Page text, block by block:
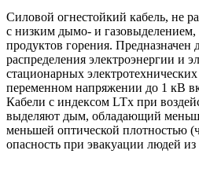
Силовой огнестойкий кабель, не
с низким дымо- и газовыделением,
продуктов горения. Предназначен
распределения электроэнергии и
стационарных
переменном напряжении до 1 кВ
Кабели с индексом LTx при
выделяют дым, обладающий
меньшей оптической плотностью
опасность при эвакуации людей